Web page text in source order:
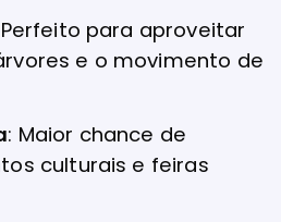
para aproveitar
e o movimento de
: Maior chance de
culturais e feiras